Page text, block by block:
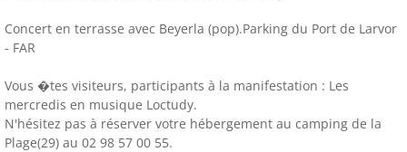
Concert en terrasse avec Beyerla (pop).Parking du Port de Larvor
- FAR
Vous �tes visiteurs, participants à la manifestation : Les
mercredis en musique Loctudy.
N'hésitez pas à réserver votre hébergement au camping de la
Plage(29) au 02 98 57 00 55.